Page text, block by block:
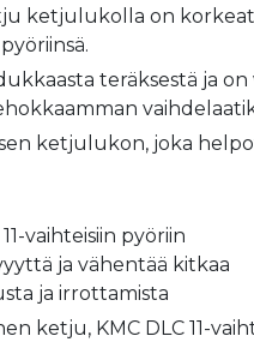
ketjulukolla on
teräksestä ja
ketjulukon, joka
vaihteisiin pyöriin
ja vähentää kitkaa
ja irrottamista
ketju, KMC DLC 11-